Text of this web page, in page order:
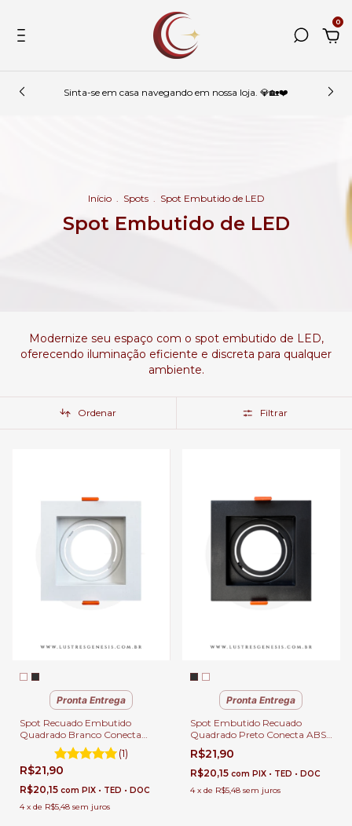
0
Sinta-se em casa navegando em nossa loja. 💎🏡❤️
Início . Spots . Spot Embutido de LED
Spot Embutido de LED
Modernize seu espaço com o spot embutido de LED,
oferecendo iluminação eficiente e discreta para qualquer
ambiente.
Ordenar Filtrar
Pronta Entrega
Spot Recuado Embutido
Quadrado Branco Conecta
ABS para Forro de Gesso
Lâmpada Mr16 Soquete Gu10
Quente, Fria ou Neutra
(1)
R$21,90
R$20,15 com PIX • TED • DOC
4 x de R$5,48 sem juros
Pronta Entrega
Spot Embutido Recuado
Quadrado Preto Conecta ABS
Bella para Forro de Gesso
Lâmpada Mr16 Soquete Gu10
Quente, Fria ou Neutra
R$21,90
R$20,15 com PIX • TED • DOC
4 x de R$5,48 sem juros